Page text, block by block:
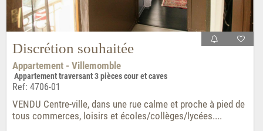
Discrétion souhaitée
Appartement - Villemomble
Appartement traversant 3 pièces cour et caves
Ref: 4706-01
VENDU Centre-ville, dans une rue calme et proche à pied de
tous commerces, loisirs et écoles/collèges/lycées....